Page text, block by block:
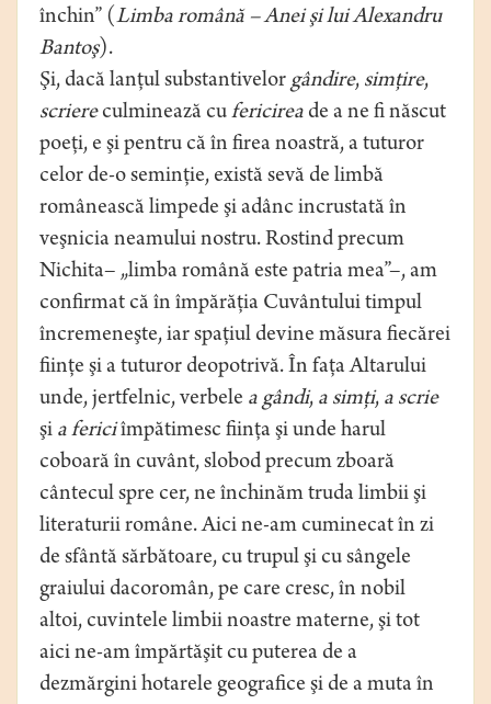
închin” (Limba română – Anei şi lui Alexandru
Bantoş).
Şi, dacă lanţul substantivelorgândire, simţire,
scriereculminează cufericirea de a ne fi născut
poeţi, e şi pentru că în firea noastră, a tuturor
celor de-o seminţie, există sevă de limbă
românească limpede şi adânc incrustată în
veşnicia neamului nostru. Rostind precum
Nichita– „limba română este patria mea”–, am
confirmat că în împărăţia Cuvântului timpul
încremeneşte, iar spaţiul devine măsura fiecărei
fiinţe şi a tuturor deopotrivă. În faţa Altarului
unde, jertfelnic, verbele a gândi, a simţi, a scrie
şi a fericiîmpătimesc fiinţa şi unde harul
coboară în cuvânt, slobod precum zboară
cântecul spre cer, ne închinăm truda limbii şi
literaturii române. Aici ne-am cuminecat în zi
de sfântă sărbătoare, cu trupul şi cu sângele
graiului dacoromân, pe care cresc, în nobil
altoi, cuvintele limbii noastre materne, şi tot
aici ne-am împărtăşit cu puterea de a
dezmărgini hotarele geografice şi de a muta în